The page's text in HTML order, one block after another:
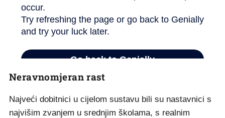
Neravnomjeran rast
Najveći dobitnici u cijelom sustavu bili su nastavnici s
najvišim zvanjem u srednjim školama, s realnim